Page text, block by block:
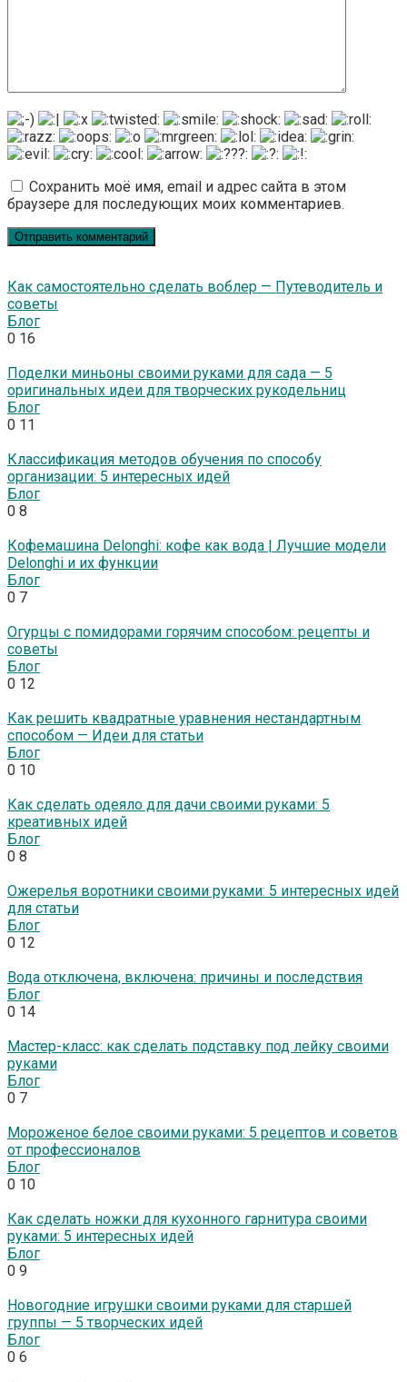
Сохранить моё имя, email и адрес сайта в этом
браузере для последующих моих комментариев.
Как самостоятельно сделать воблер — Путеводитель и
советы
Блог
0 16
Поделки миньоны своими руками для сада — 5
оригинальных идеи для творческих рукодельниц
Блог
0 11
Классификация методов обучения по способу
организации: 5 интересных идей
Блог
0 8
Кофемашина Delonghi: кофе как вода | Лучшие модели
Delonghi и их функции
Блог
0 7
Огурцы с помидорами горячим способом: рецепты и
советы
Блог
0 12
Как решить квадратные уравнения нестандартным
способом — Идеи для статьи
Блог
0 10
Как сделать одеяло для дачи своими руками: 5
креативных идей
Блог
0 8
Ожерелья воротники своими руками: 5 интересных идей
для статьи
Блог
0 12
Вода отключена, включена: причины и последствия
Блог
0 14
Мастер-класс: как сделать подставку под лейку своими
руками
Блог
0 7
Мороженое белое своими руками: 5 рецептов и советов
от профессионалов
Блог
0 10
Как сделать ножки для кухонного гарнитура своими
руками: 5 интересных идей
Блог
0 9
Новогодние игрушки своими руками для старшей
группы — 5 творческих идей
Блог
0 6